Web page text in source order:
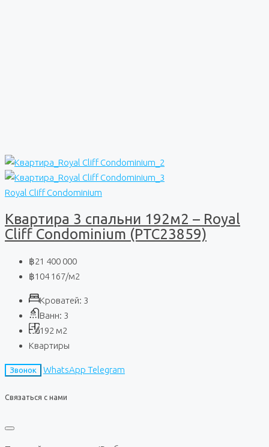
Royal Cliff Condominium
Квартира 3 спальни 192м2 – Royal
Cliff Condominium (PTC23859)
฿21 400 000
฿104 167/м2
Кроватей: 3
Ванн: 3
192 м2
Квартиры
Звонок WhatsApp Telegram
Связаться с нами